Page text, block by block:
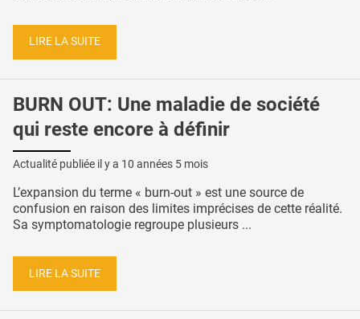
LIRE LA SUITE
BURN OUT: Une maladie de société
qui reste encore à définir
Actualité publiée il y a 10 années 5 mois
L’expansion du terme « burn-out » est une source de
confusion en raison des limites imprécises de cette réalité.
Sa symptomatologie regroupe plusieurs ...
LIRE LA SUITE